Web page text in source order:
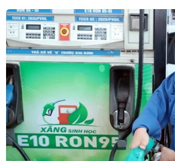
TIN CÙNG CHUYÊN MỤC
Nga và Syria đạt thỏa thuận mới về
tương lai hai căn cứ chiến lược